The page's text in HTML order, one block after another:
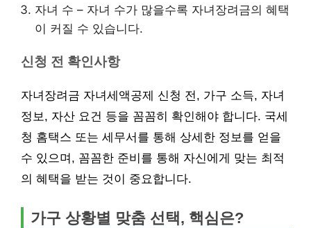
자녀 수 – 자녀 수가 많을수록 자녀장려금의 혜택
이 커질 수 있습니다.
신청 전 확인사항
자녀장려금 자녀세액공제 신청 전, 가구 소득, 자녀
정보, 자산 요건 등을 꼼꼼히 확인해야 합니다. 국세
청 홈택스 또는 세무서를 통해 상세한 정보를 얻을
수 있으며, 꼼꼼한 준비를 통해 자신에게 맞는 최적
의 혜택을 받는 것이 중요합니다.
가구 상황별 맞춤 선택, 핵심은?